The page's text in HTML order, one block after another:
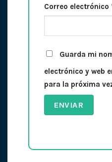
Correo electrónico
Guarda mi
electrónico y web
para la próxima